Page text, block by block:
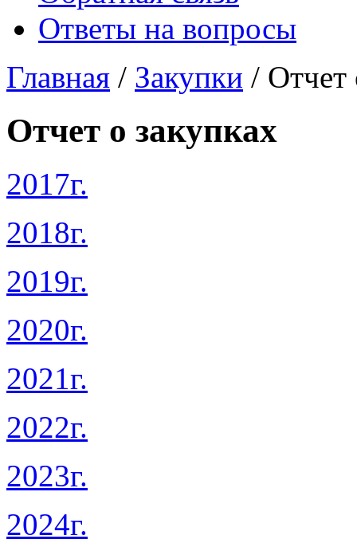
Ответы на вопросы
Главная / Закупки / Отчет
Отчет о закупках
2017г.
2018г.
2019г.
2020г.
2021г.
2022г.
2023г.
2024г.